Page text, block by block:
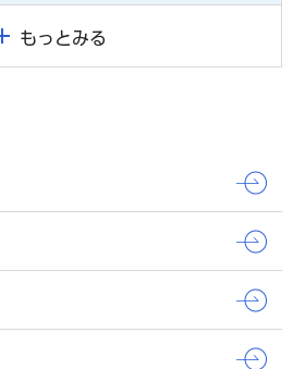
もっとみる